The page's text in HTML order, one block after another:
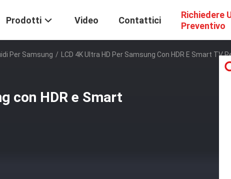
Prodotti Video Contattici
Richiedere
Preventivo
Per Samsung / LCD 4K Ultra HD Per Samsung Con HDR E Smart TV
con HDR e Smart